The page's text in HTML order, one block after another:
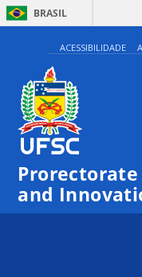
BRASIL
ACESSIBILIDADE
Prorectorate
and